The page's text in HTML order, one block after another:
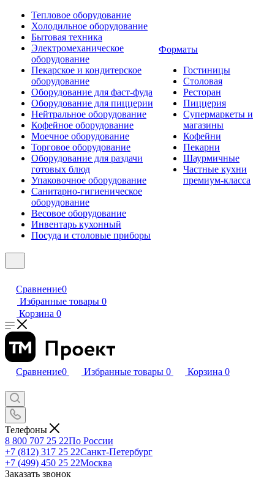
Тепловое оборудование
Холодильное оборудование
Бытовая техника
Электромеханическое
оборудование
Пекарское и кондитерское
оборудование
Оборудование для фаст-фуда
Оборудование для пиццерии
Нейтральное оборудование
Кофейное оборудование
Моечное оборудование
Торговое оборудование
Оборудование для раздачи
готовых блюд
Упаковочное оборудование
Санитарно-гигиеническое
оборудование
Весовое оборудование
Инвентарь кухонный
Посуда и столовые приборы
Форматы
Гостиницы
Столовая
Ресторан
Пиццерия
Супермаркеты и
магазины
Кофейни
Пекарни
Шаурмичные
Частные кухни
премиум-класса
Сравнение0
Избранные товары 0
Корзина 0
Сравнение0 Избранные товары 0 Корзина 0
Телефоны
8 800 707 25 22По России
+7 (812) 317 25 22Санкт-Петербург
+7 (499) 450 25 22Москва
Заказать звонок